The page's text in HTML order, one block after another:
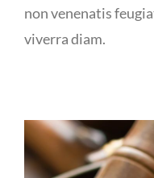
non venenatis
viverra diam.